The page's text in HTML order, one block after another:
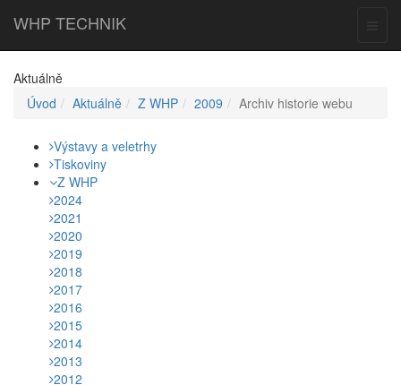
WHP TECHNIK
Aktuálně
Úvod
Aktuálně Z WHP 2009 Archiv historie webu
Výstavy a veletrhy
Tiskoviny
Z WHP
2024
2021
2020
2019
2018
2017
2016
2015
2014
2013
2012